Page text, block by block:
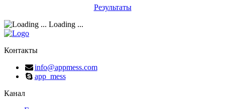
Результаты
Loading ...
Контакты
info@appmess.com
app_mess
Канал